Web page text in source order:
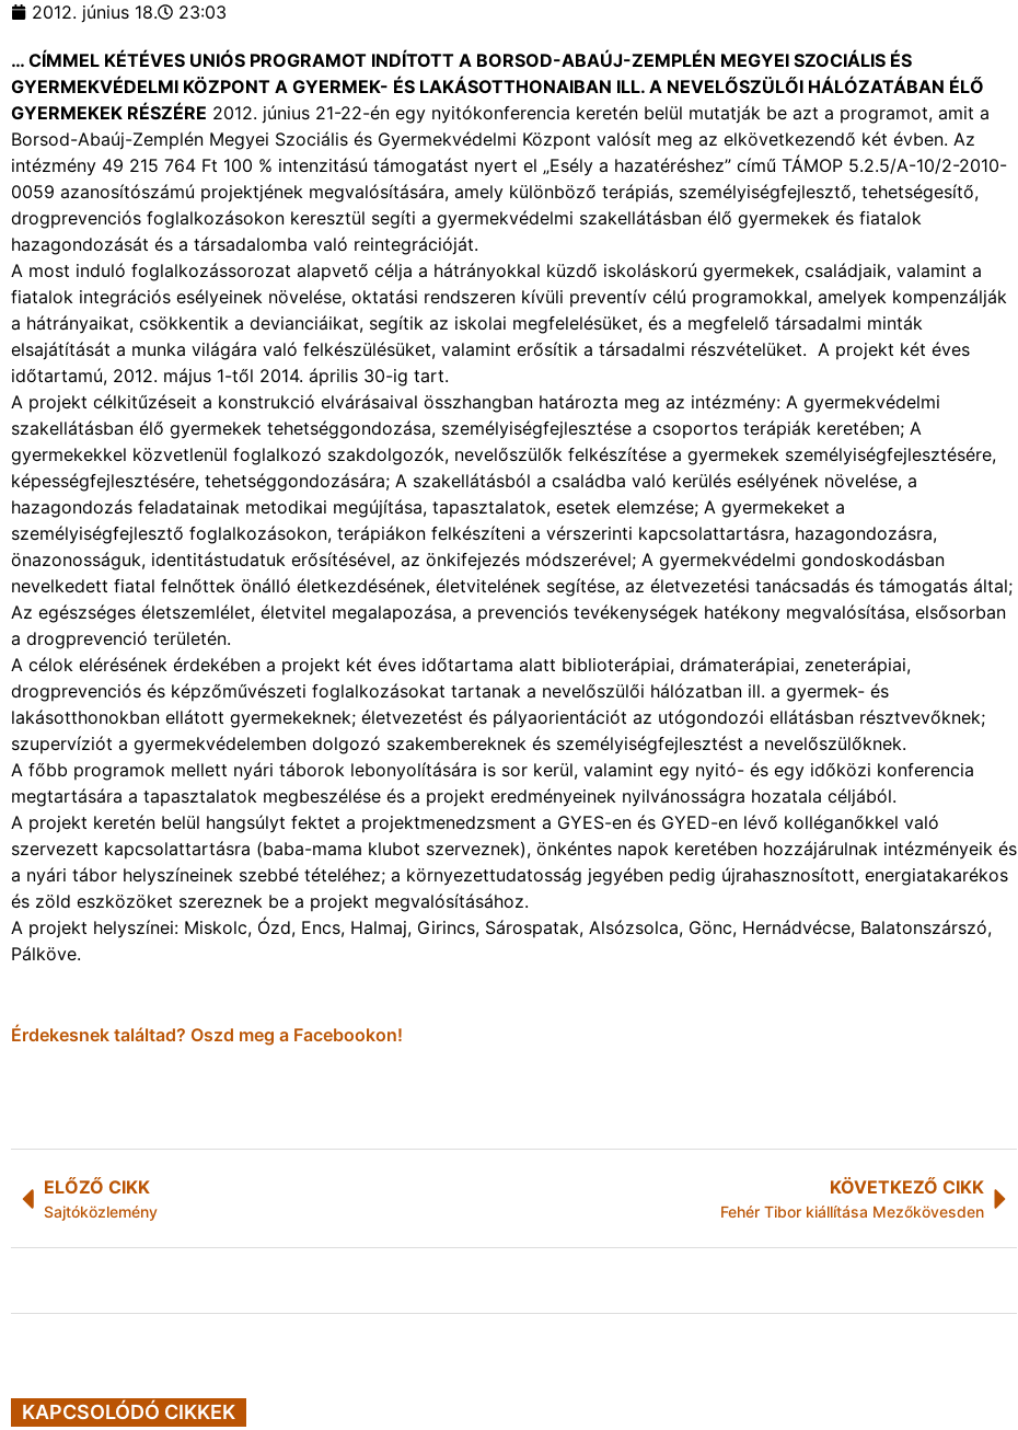
2012. június 18. 23:03
… CÍMMEL KÉTÉVES UNIÓS PROGRAMOT INDÍTOTT A BORSOD-ABAÚJ-ZEMPLÉN MEGYEI SZOCIÁLIS ÉS
GYERMEKVÉDELMI KÖZPONT A GYERMEK- ÉS LAKÁSOTTHONAIBAN ILL. A NEVELŐSZÜLŐI HÁLÓZATÁBAN ÉLŐ
GYERMEKEK RÉSZÉRE 2012. június 21-22-én egy nyitókonferencia keretén belül mutatják be azt a programot, amit a
Borsod-Abaúj-Zemplén Megyei Szociális és Gyermekvédelmi Központ valósít meg az elkövetkezendő két évben. Az
intézmény 49 215 764 Ft 100 % intenzitású támogatást nyert el „Esély a hazatéréshez” című TÁMOP 5.2.5/A-10/2-2010-
0059 azanosítószámú projektjének megvalósítására, amely különböző terápiás, személyiségfejlesztő, tehetségesítő,
drogprevenciós foglalkozásokon keresztül segíti a gyermekvédelmi szakellátásban élő gyermekek és fiatalok
hazagondozását és a társadalomba való reintegrációját.
A most induló foglalkozássorozat alapvető célja a hátrányokkal küzdő iskoláskorú gyermekek, családjaik, valamint a
fiatalok integrációs esélyeinek növelése, oktatási rendszeren kívüli preventív célú programokkal, amelyek kompenzálják
a hátrányaikat, csökkentik a devianciáikat, segítik az iskolai megfelelésüket, és a megfelelő társadalmi minták
elsajátítását a munka világára való felkészülésüket, valamint erősítik a társadalmi részvételüket. A projekt két éves
időtartamú, 2012. május 1-től 2014. április 30-ig tart.
A projekt célkitűzéseit a konstrukció elvárásaival összhangban határozta meg az intézmény: A gyermekvédelmi
szakellátásban élő gyermekek tehetséggondozása, személyiségfejlesztése a csoportos terápiák keretében; A
gyermekekkel közvetlenül foglalkozó szakdolgozók, nevelőszülők felkészítése a gyermekek személyiségfejlesztésére,
képességfejlesztésére, tehetséggondozására; A szakellátásból a családba való kerülés esélyének növelése, a
hazagondozás feladatainak metodikai megújítása, tapasztalatok, esetek elemzése; A gyermekeket a
személyiségfejlesztő foglalkozásokon, terápiákon felkészíteni a vérszerinti kapcsolattartásra, hazagondozásra,
önazonosságuk, identitástudatuk erősítésével, az önkifejezés módszerével; A gyermekvédelmi gondoskodásban
nevelkedett fiatal felnőttek önálló életkezdésének, életvitelének segítése, az életvezetési tanácsadás és támogatás által;
Az egészséges életszemlélet, életvitel megalapozása, a prevenciós tevékenységek hatékony megvalósítása, elsősorban
a drogprevenció területén.
A célok elérésének érdekében a projekt két éves időtartama alatt biblioterápiai, drámaterápiai, zeneterápiai,
drogprevenciós és képzőművészeti foglalkozásokat tartanak a nevelőszülői hálózatban ill. a gyermek- és
lakásotthonokban ellátott gyermekeknek; életvezetést és pályaorientációt az utógondozói ellátásban résztvevőknek;
szupervíziót a gyermekvédelemben dolgozó szakembereknek és személyiségfejlesztést a nevelőszülőknek.
A főbb programok mellett nyári táborok lebonyolítására is sor kerül, valamint egy nyitó- és egy időközi konferencia
megtartására a tapasztalatok megbeszélése és a projekt eredményeinek nyilvánosságra hozatala céljából.
A projekt keretén belül hangsúlyt fektet a projektmenedzsment a GYES-en és GYED-en lévő kolléganőkkel való
szervezett kapcsolattartásra (baba-mama klubot szerveznek), önkéntes napok keretében hozzájárulnak intézményeik és
a nyári tábor helyszíneinek szebbé tételéhez; a környezettudatosság jegyében pedig újrahasznosított, energiatakarékos
és zöld eszközöket szereznek be a projekt megvalósításához.
A projekt helyszínei: Miskolc, Ózd, Encs, Halmaj, Girincs, Sárospatak, Alsózsolca, Gönc, Hernádvécse, Balatonszárszó,
Pálköve.
Érdekesnek találtad? Oszd meg a Facebookon!
ELŐZŐ CIKK
Sajtóközlemény
KÖVETKEZŐ CIKK
Fehér Tibor kiállítása Mezőkövesden
KAPCSOLÓDÓ CIKKEK